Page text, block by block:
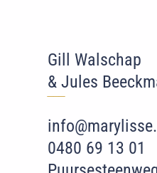
Gill Walschap
& Jules
‾‾‾
0480 69 13 01